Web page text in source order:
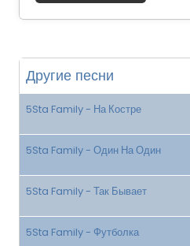
Другие песни
5Sta Family - На Костре
5Sta Family - Один На Один
5Sta Family - Так Бывает
5Sta Family - Футболка